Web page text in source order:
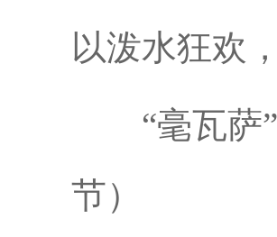
以泼水狂欢
“毫瓦萨”
节）